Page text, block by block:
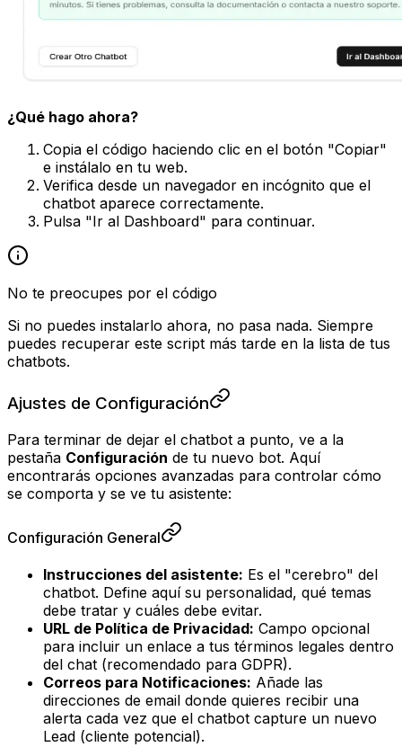
¿Qué hago ahora?
Copia el código haciendo clic en el botón "Copiar"
e instálalo en tu web.
Verifica desde un navegador en incógnito que el
chatbot aparece correctamente.
Pulsa "Ir al Dashboard" para continuar.
No te preocupes por el código
Si no puedes instalarlo ahora, no pasa nada. Siempre
puedes recuperar este script más tarde en la lista de tus
chatbots.
Ajustes de Configuración
Para terminar de dejar el chatbot a punto, ve a la
pestaña Configuración de tu nuevo bot. Aquí
encontrarás opciones avanzadas para controlar cómo
se comporta y se ve tu asistente:
Configuración General
Instrucciones del asistente: Es el "cerebro" del
chatbot. Define aquí su personalidad, qué temas
debe tratar y cuáles debe evitar.
URL de Política de Privacidad: Campo opcional
para incluir un enlace a tus términos legales dentro
del chat (recomendado para GDPR).
Correos para Notificaciones: Añade las
direcciones de email donde quieres recibir una
alerta cada vez que el chatbot capture un nuevo
Lead (cliente potencial).